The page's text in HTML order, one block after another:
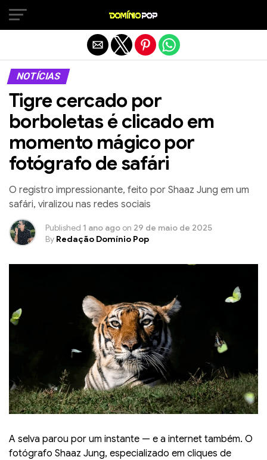
NOTÍCIAS
Tigre cercado por
borboletas é clicado em
momento mágico por
fotógrafo de safári
O registro impressionante, feito por Shaaz Jung em um
safári, viralizou nas redes sociais
Published 1 ano ago on 29 de maio de 2025
By Redação Domínio Pop
A selva parou por um instante — e a internet também. O
fotógrafo Shaaz Jung, especializado em cliques de
Sair da versão mobile